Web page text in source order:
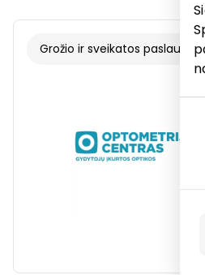
Grožio ir sveikatos paslaugos